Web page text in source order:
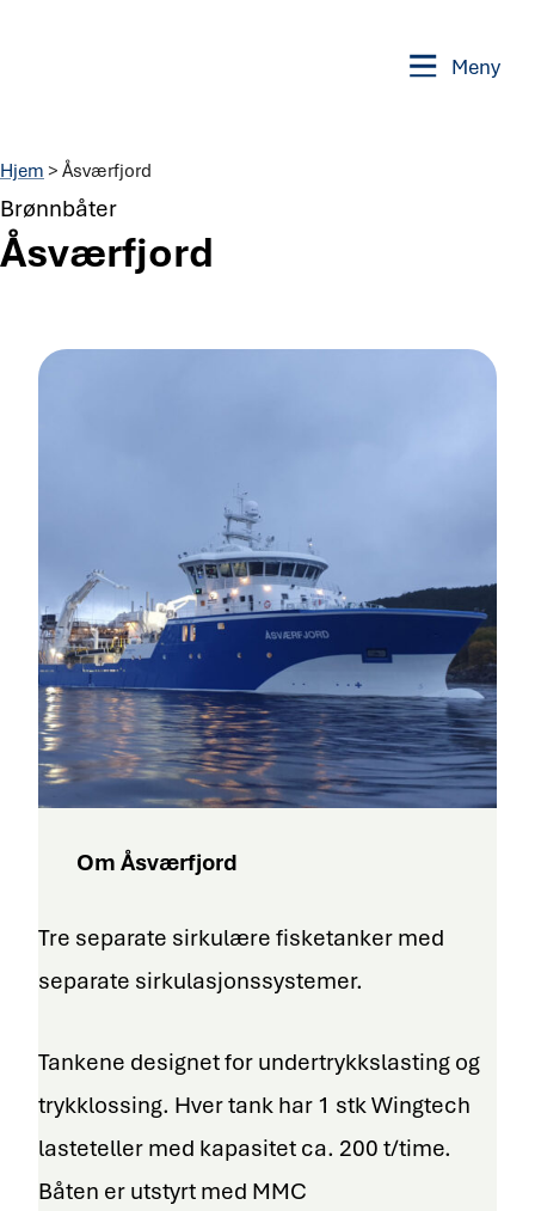
Meny
Hjem > Åsværfjord
Brønnbåter
Åsværfjord
Om Åsværfjord
Tre separate sirkulære fisketanker med
separate sirkulasjonssystemer.
Tankene designet for undertrykkslasting og
trykklossing. Hver tank har 1 stk Wingtech
lasteteller med kapasitet ca. 200 t/time.
Båten er utstyrt med MMC